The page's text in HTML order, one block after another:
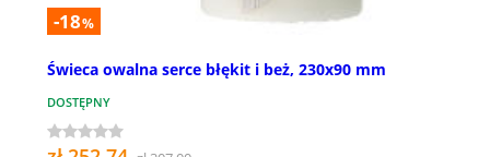
-18%
Świeca owalna serce błękit i beż, 230x90 mm
DOSTĘPNY